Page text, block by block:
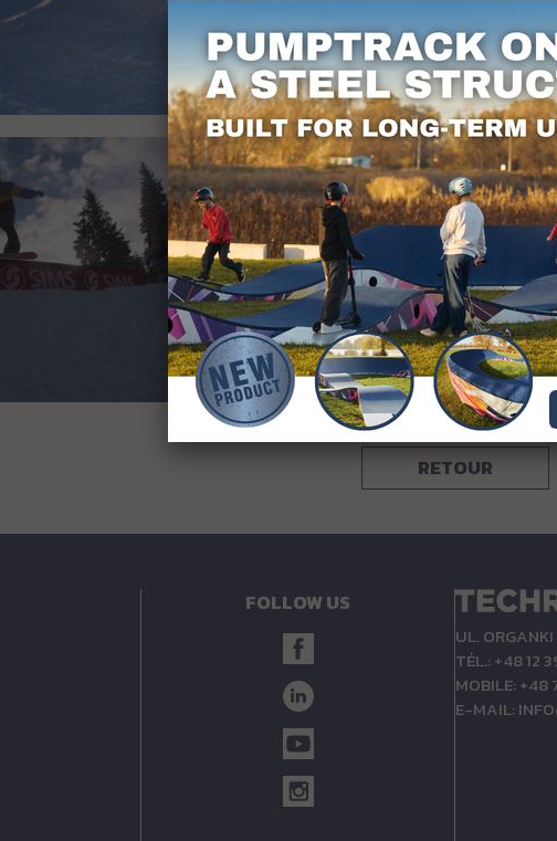
RETOUR
FOLLOW US
UL.
TÉL.: +48 12
MOBILE: +48
E-MAIL: